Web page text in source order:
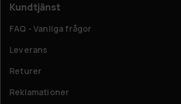
Kundtjänst
FAQ - Vanliga frågor
Leverans
Returer
Reklamationer